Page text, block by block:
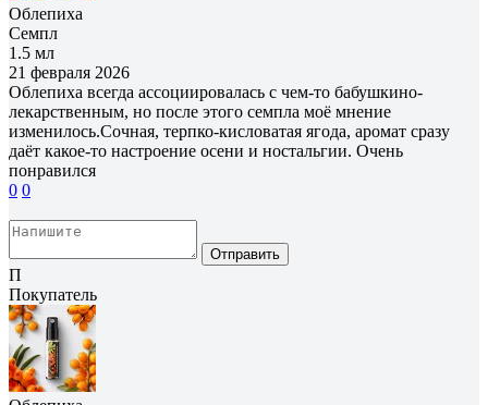
Облепиха
Семпл
1.5 мл
21 февраля 2026
Облепиха всегда ассоциировалась с чем-то бабушкино-
лекарственным, но после этого семпла моё мнение
изменилось.Сочная, терпко-кисловатая ягода, аромат сразу
даёт какое-то настроение осени и ностальгии. Очень
понравился
0 0
Отправить
П
Покупатель